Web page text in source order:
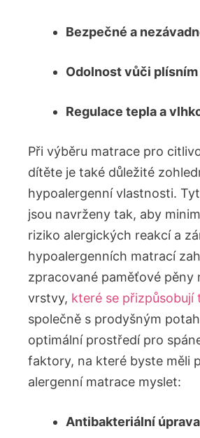
Bezpečné a
Odolnost ‍vůči
Regulace tepla a
Při výběru matrace pro
dítěte je také důležité
hypoalergenní vlastnosti.⁤
jsou navrženy ‍tak, aby
riziko alergických⁤ reakcí a
‌hypoalergenních matrací
zpracované paměťové pěny
vrstvy, které se přizpůsobují
společně s prodyšným​
optimální prostředí pro
faktory, ‍na které byste měli
alergenní matrace myslet:
Antibakteriální úprava